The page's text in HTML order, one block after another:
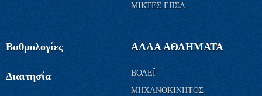
ΜΙΚΤΕΣ ΕΠΣΑ
Βαθμολογίες
Διαιτησία
ΑΛΛΑ ΑΘΛΗΜΑΤΑ
ΒΟΛΕΪ
ΜΗΧΑΝΟΚΙΝΗΤΟΣ